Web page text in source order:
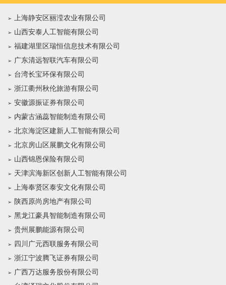
上海静安区丽滢农业有限公司
山西安泰人工智能有限公司
福建湖里区瑞恒信息技术有限公司
广东清远智联汽车有限公司
台湾长宝环保有限公司
浙江衢州秋伦旅游有限公司
安徽源振证券有限公司
内蒙古涵蕊智能制造有限公司
北京海淀区建新人工智能有限公司
北京房山区展鹏文化有限公司
山西锦恩保险有限公司
天津滨海新区创新人工智能有限公司
上海奉贤区泰安文化有限公司
陕西原尚房地产有限公司
黑龙江豪具智能制造有限公司
贵州展鹏能源有限公司
四川广元西联服务有限公司
浙江宁波腾飞证券有限公司
广西万达服务股份有限公司